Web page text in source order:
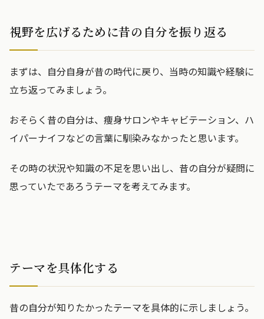
視野を広げるために昔の自分を振り返る
まずは、自分自身が昔の時代に戻り、当時の知識や経験に
立ち返ってみましょう。
おそらく昔の自分は、痩身サロンやキャビテーション、ハ
イパーナイフなどの言葉に馴染みなかったと思います。
その時の状況や知識の不足を思い出し、昔の自分が疑問に
思っていたであろうテーマを考えてみます。
テーマを具体化する
昔の自分が知りたかったテーマを具体的に示しましょう。